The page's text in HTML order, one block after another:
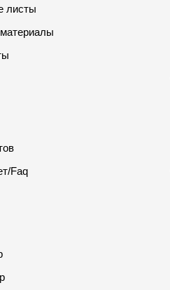
листы
Faq